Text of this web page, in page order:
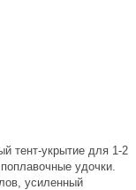
тент-укрытие для 1-2
удочки.
усиленный